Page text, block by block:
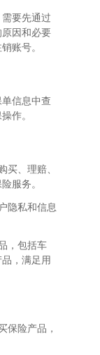
要先通过
因和必要
账号。
信息中查
作。
买、理赔、
服务。
隐私和信息
，包括车
，满足用
保险产品，